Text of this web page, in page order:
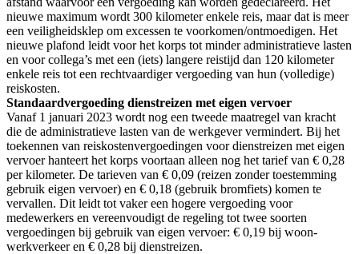
nieuwe maximum wordt 300 kilometer enkele reis, maar dat is meer
een veiligheidsklep om excessen te voorkomen/ontmoedigen. Het
nieuwe plafond leidt voor het korps tot minder administratieve lasten
en voor collega’s met een (iets) langere reistijd dan 120 kilometer
enkele reis tot een rechtvaardiger vergoeding van hun (volledige)
reiskosten.
Standaardvergoeding dienstreizen met eigen vervoer
Vanaf 1 januari 2023 wordt nog een tweede maatregel van kracht
die de administratieve lasten van de werkgever vermindert. Bij het
toekennen van reiskostenvergoedingen voor dienstreizen met eigen
vervoer hanteert het korps voortaan alleen nog het tarief van € 0,28
per kilometer. De tarieven van € 0,09 (reizen zonder toestemming
gebruik eigen vervoer) en € 0,18 (gebruik bromfiets) komen te
vervallen. Dit leidt tot vaker een hogere vergoeding voor
medewerkers en vereenvoudigt de regeling tot twee soorten
vergoedingen bij gebruik van eigen vervoer: € 0,19 bij woon-
werkverkeer en € 0,28 bij dienstreizen.